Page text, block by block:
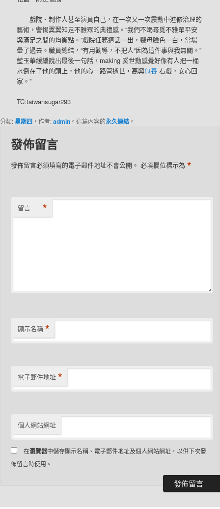
戲院、制作人甚至演員自己，在一次又一次震動中進修治理的
藝術，警惕翼翼知足不雅眾的典禮感。“我們不竭尋覓不雅眾平安
與滿足之間的均衡點。”戲院任務這話一出，裴母臉色一白，當場
暈了過去。職員總結，“有用勸導，不把人“因為這件事與我無關。”
藍玉華緩緩說出最後一句話，making 奚世勳感覺好像有人把一桶
水倒在了他的頭上，他的心一路管逝世，高興包養 看戲，安心回
家。”
TC:taiwansugar293
分類:星期四 ，作者:admin 。這篇內容的永久連結 。
發佈留言
發佈留言必須填寫的電子郵件地址不會公開。 必填欄位標示為*
留言 *
顯示名稱 *
電子郵件地址 *
個人網站網址
在瀏覽器中儲存顯示名稱、電子郵件地址及個人網站網址，以供下次發
佈留言時使用。